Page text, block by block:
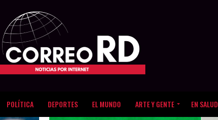
POLÍTICA DEPORTES EL MUNDO ARTE Y GENTE EN SALUD